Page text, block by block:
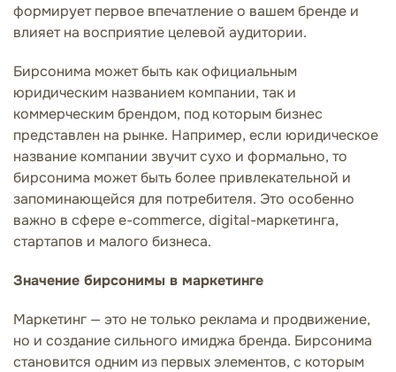
формирует первое впечатление о вашем бренде и
влияет на восприятие целевой аудитории.
Бирсонима может быть как официальным
юридическим названием компании, так и
коммерческим брендом, под которым бизнес
представлен на рынке. Например, если юридическое
название компании звучит сухо и формально, то
бирсонима может быть более привлекательной и
запоминающейся для потребителя. Это особенно
важно в сфере e-commerce, digital-маркетинга,
стартапов и малого бизнеса.
Значение бирсонимы в маркетинге
Маркетинг — это не только реклама и продвижение,
но и создание сильного имиджа бренда. Бирсонима
становится одним из первых элементов, с которым